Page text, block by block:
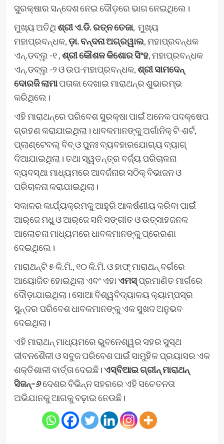
ସୁରକ୍ଷାର ସନ୍ଦେଶ ନେଇ ଦୌଡ଼ରେ ଭାଗ ନେଇଥିଲେ।
ମୁଖ୍ୟ ଅତିଥିଶ୍ରୀ ଏ.ଡି. ରତ୍ନ ତେଜା, ମୁଖ୍ୟ
ମହାପ୍ରବନ୍ଧକ,ଡ଼ା. ବନ୍ଦନା ଅଗ୍ରୱାଲ, ମହାପ୍ରବନ୍ଧକ
ଏନ୍.ଡବ୍ଲୁ -୧ ,ଶ୍ରୀ କୌଶଳ କିଶୋର ସିଂହ, ମହାପ୍ରବନ୍ଧକ
ଏନ୍.ଡବ୍ଲୁ -୨ ଓ ଉପ-ମହାପ୍ରବନ୍ଧକ,ଶ୍ରୀ ସାମଦେନ୍
ଦୋରଜି ଲାମାପତାକା ଦେଖାଇ ମାରାଥନ୍‌ର ଶୁଭାରମ୍ଭ
କରିଥିଲେ।
ଏହି ମାରାଥନ୍‌ରେ ପରିବେଶ ସୁରକ୍ଷା ପାଇଁ ଅନେକ ପଦକ୍ଷେପ
ଗ୍ରହଣ କରାଯାଇଥିଲା। ଧାବକମାନଙ୍କୁ ଅର୍ଗାନିକ୍ ଟି-ଶର୍ଟ,
ପ୍ଲାଣ୍ଟେବଲ୍ ବିବ୍ ଓ ପୁନଃ ବ୍ୟବହାରଯୋଗ୍ୟ ବ୍ୟାଗ୍
ଦିଆଯାଇଥିଲା। ତଥା ସ୍ୱତନ୍ତ୍ର ବର୍ଜ୍ୟ ପରିଚାଳନା
ବ୍ୟବସ୍ଥା ମାଧ୍ୟମରେ ଆବର୍ଜନାର ସଠିକ୍ ବିଭାଜନ ଓ
ପରିଚାଳନା କରାଯାଇଥିଲା।
ସକାଳର କାର୍ଯ୍ୟକ୍ରମକୁ ଆହୁରି ଆକର୍ଷଣୀୟ କରିବା ପାଇଁ
ଆର୍‌ଜେ ମଧୁ ଓ ଆର୍‌ଜେ ସନି ସଙ୍ଗୀତ ଓ ଉତ୍ସାହଜନକ
ଆଲୋଚନା ମାଧ୍ୟମରେ ଧାବକମାନଙ୍କୁ ପ୍ରେରଣା
ଦେଇଥିଲେ।
ମାରାଥନ୍‌ଟି ୫ କି.ମି., ୧୦ କି.ମି. ଓ ହାଫ୍ ମାରାଥନ୍ ବର୍ଗରେ
ଆୟୋଜିତ ହୋଇଥିଲା ଏବଂ ଏହାଏମସ୍ପ୍ରମାଣିତ ମାର୍ଗରେ
ଦୌଡ଼ାଯାଇଥିଲା। ସୋଆ ବିଶ୍ୱବିଦ୍ୟାଳୟ କ୍ୟାମ୍ପସ୍‌ର
ସୁନ୍ଦର ପରିବେଶ ଧାବକମାନଙ୍କୁ ଏକ ସୁଖଦ ଅନୁଭବ
ଦେଇଥିଲା।
ଏହି ମାରାଥନ୍‌ ମାଧ୍ୟମରେ ଭୁବନେଶ୍ୱର ସହର ସୁସ୍ଥ
ଜୀବନଶୈଳୀ ଓ ସବୁଜ ପରିବେଶ ପାଇଁ ସାମୁହିକ ପ୍ରୟାସର ଏକ
ଶକ୍ତିଶାଳୀ ବାର୍ତ୍ତା ଦେଇଛି।ଏସ୍‌ବିଆଇ ଗ୍ରୀନ୍ ମାରାଥନ୍
ସିଜନ୍–୬ଦେଶର ବିଭିନ୍ନ ସହରରେ ଏହି ସଚେତନତା
ଅଭିଯାନକୁ ଆଗକୁ ବଢ଼ାଇ ନେଉଛି।